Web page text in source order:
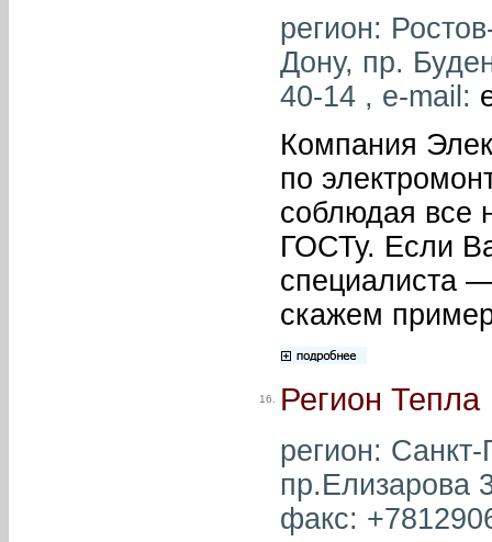
регион:
Дону, пр.
40-14 , e-mail:
Компания
по
соблюдая все
ГОСТу. Если
специалиста
скажем
16. Регион Тепла
регион:
пр.Елизарова
факс: